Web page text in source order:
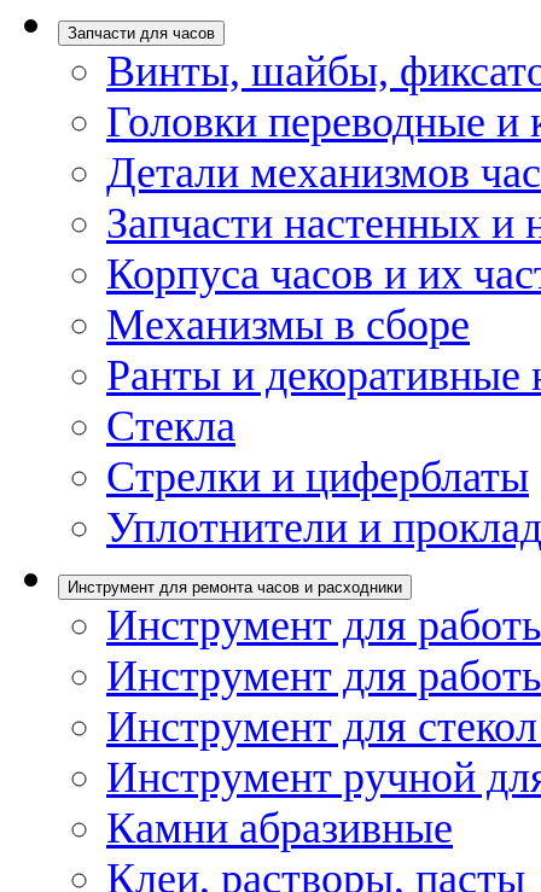
Запчасти для часов
Винты, шайбы,
Головки переводные и
Детали механизмов
Запчасти настенных и
Корпуса часов и их
Механизмы в сборе
Ранты и декоративные
Стекла
Стрелки и циферблаты
Уплотнители и
Инструмент для ремонта часов и расходники
Инструмент для
Инструмент для
Инструмент для
Инструмент ручной
Камни абразивные
Клеи, растворы, пасты